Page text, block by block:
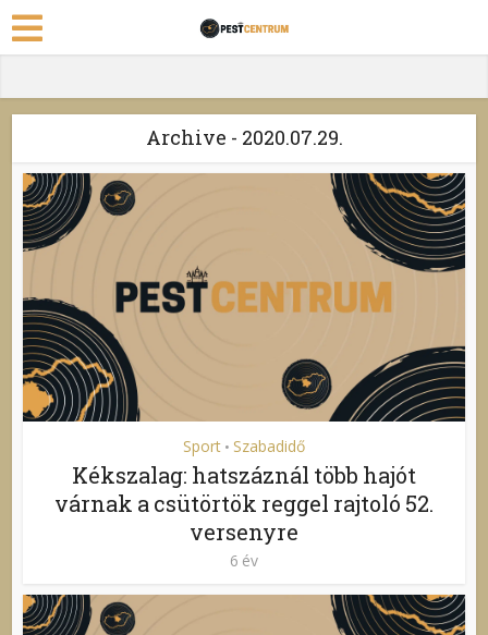
Archive - 2020.07.29.
Sport • Szabadidő
Kékszalag: hatszáznál több hajót
várnak a csütörtök reggel rajtoló 52.
versenyre
6 év